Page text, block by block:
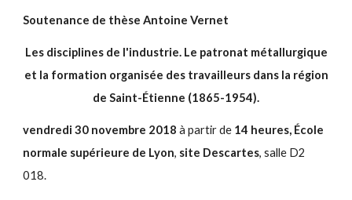
Soutenance de thèse Antoine Vernet
Les disciplines de l'industrie. Le patronat métallurgique
et la formation organisée des travailleurs dans la région
de Saint-Étienne (1865-1954).
vendredi 30 novembre 2018 à partir de 14 heures, École
normale supérieure de Lyon, site Descartes, salle D2
018.